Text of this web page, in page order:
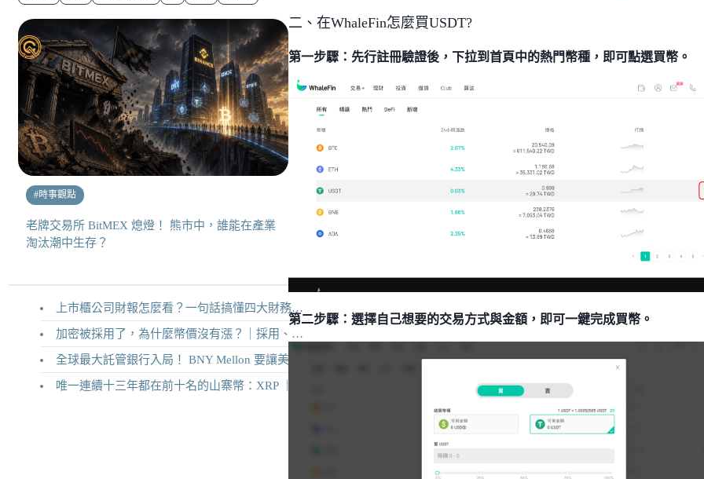
#時事觀點
老牌交易所 BitMEX 熄燈！ 熊市中，誰能在產業
淘汰潮中生存？
上市櫃公司財報怎麼看？一句話搞懂四大財務報表
加密被採用了，為什麼幣價沒有漲？｜採用、收入與代幣價值捕獲
全球最大託管銀行入局！ BNY Mellon 要讓美債交易 24/7 不打烊
唯一連續十三年都在前十名的山寨幣：XRP ｜Ripple 2026 介紹
二、在WhaleFin怎麼買USDT?
第一步驟：先行註冊驗證後，下拉到首頁中的熱門幣種，即可點選買幣。
第二步驟：選擇自己想要的交易方式與金額，即可一鍵完成買幣。